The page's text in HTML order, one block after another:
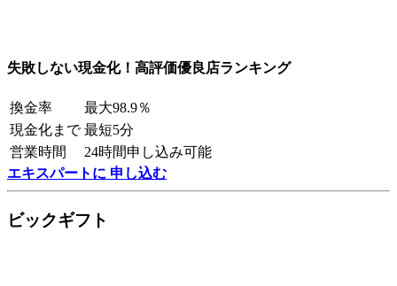
失敗しない現金化！高評価優良店ランキング
換金率
最大98.9％
現金化まで 最短5分
営業時間
24時間申し込み可能
エキスパートに 申し込む
ビックギフト